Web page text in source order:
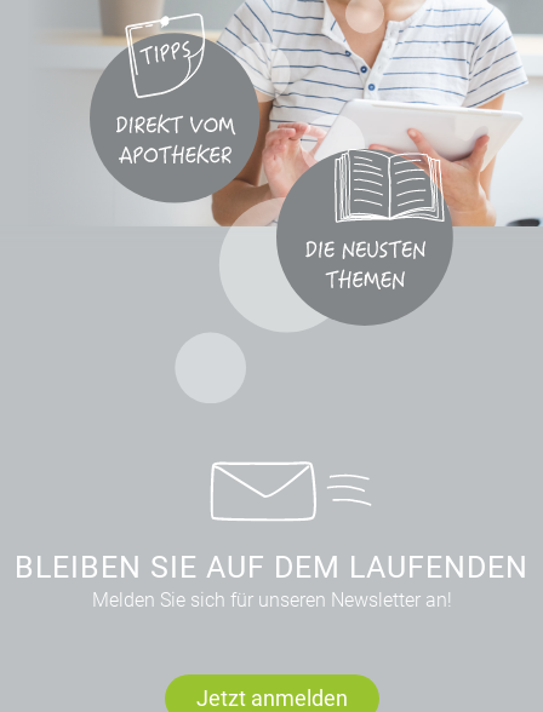
BLEIBEN SIE AUF DEM LAUFENDEN
Melden Sie sich für unseren Newsletter an!
Jetzt anmelden